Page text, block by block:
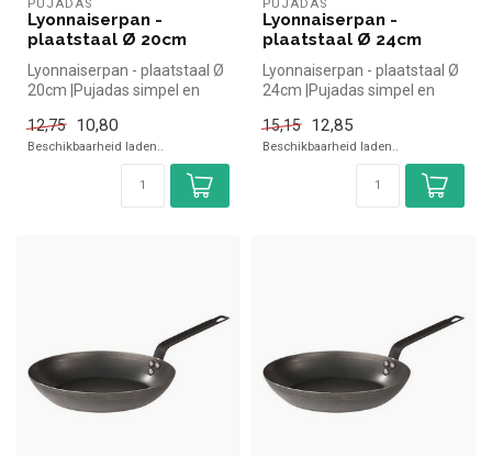
PUJADAS
Lyonnaiserpan -
plaatstaal Ø 20cm
Lyonnaiserpan - plaatstaal Ø
20cm |Pujadas simpel en
12,75
10,80
Beschikbaarheid laden..
PUJADAS
Lyonnaiserpan -
plaatstaal Ø 24cm
Lyonnaiserpan - plaatstaal Ø
24cm |Pujadas simpel en
15,15
12,85
Beschikbaarheid laden..